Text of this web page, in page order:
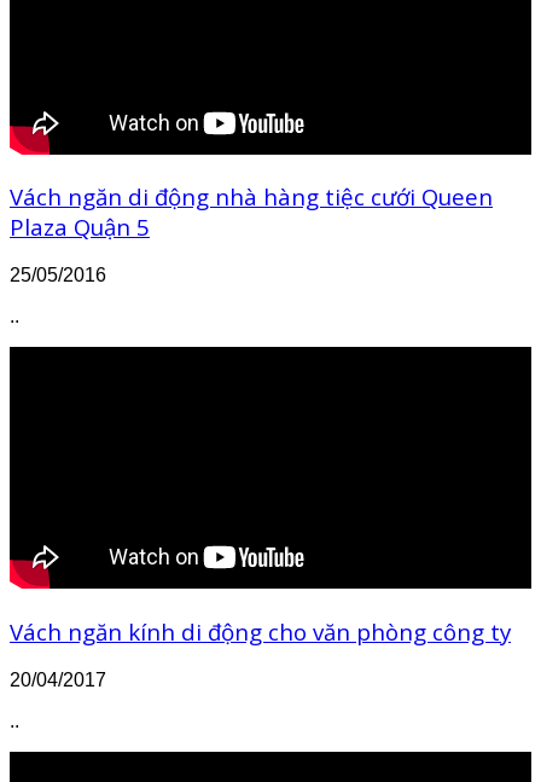
Vách ngăn di động nhà hàng tiệc cưới Queen
Plaza Quận 5
25/05/2016
..
Vách ngăn kính di động cho văn phòng công ty
20/04/2017
..